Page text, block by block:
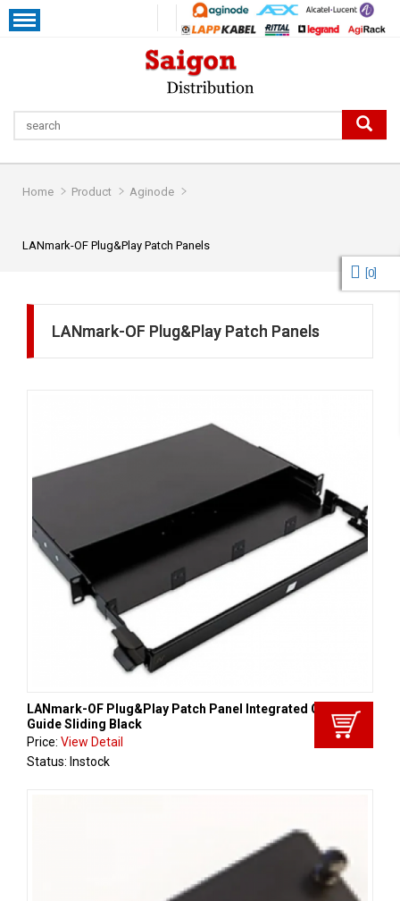
Home Product Aginode
LANmark-OF Plug&Play Patch Panels
LANmark-OF Plug&Play Patch Panels
LANmark-OF Plug&Play Patch Panel Integrated Cord
Guide Sliding Black
Price: View Detail
Status: Instock
0